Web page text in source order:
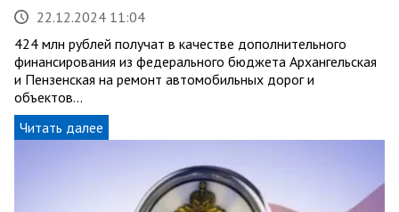
22.12.2024 11:04
424 млн рублей получат в качестве дополнительного
финансирования из федерального бюджета Архангельская
и Пензенская на ремонт автомобильных дорог и
объектов…
Читать далее